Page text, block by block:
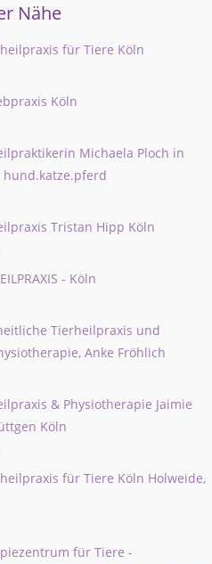
Nähe
für Tiere Köln
Köln
Michaela Ploch in
hund.katze.pferd
Tristan Hipp Köln
- Köln
Tierheilpraxis und
Anke Fröhlich
& Physiotherapie Jaimie
Köln
für Tiere Köln Holweide,
für Tiere -